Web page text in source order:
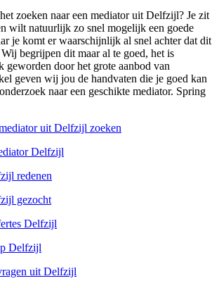
zoeken naar een mediator uit Delfzijl? Je zit
wilt natuurlijk zo snel mogelijk een goede
je komt er waarschijnlijk al snel achter dat dit
begrijpen dit maar al te goed, het is
door het grote aanbod van
geven wij jou de handvaten die je goed kan
naar een geschikte mediator. Spring
uit Delfzijl zoeken
Delfzijl
redenen
gezocht
Delfzijl
Delfzijl
uit Delfzijl